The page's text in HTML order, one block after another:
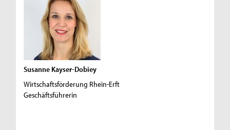
Susanne Kayser-Dobiey
Wirtschaftsförderung Rhein-Erft
Geschäftsführerin